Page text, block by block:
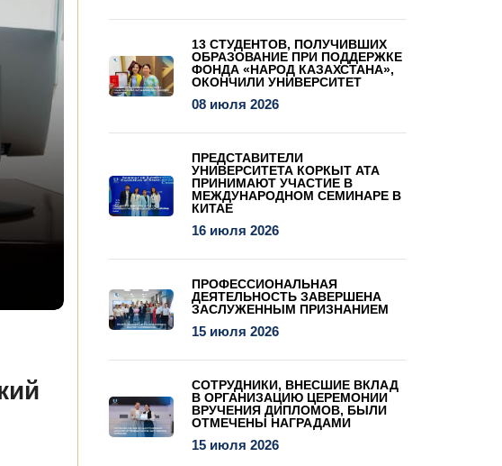
13 СТУДЕНТОВ, ПОЛУЧИВШИХ
ОБРАЗОВАНИЕ ПРИ ПОДДЕРЖКЕ
ФОНДА «НАРОД КАЗАХСТАНА»,
ОКОНЧИЛИ УНИВЕРСИТЕТ
08 июля 2026
ПРЕДСТАВИТЕЛИ
УНИВЕРСИТЕТА КОРКЫТ АТА
ПРИНИМАЮТ УЧАСТИЕ В
МЕЖДУНАРОДНОМ СЕМИНАРЕ В
КИТАЕ
16 июля 2026
ПРОФЕССИОНАЛЬНАЯ
ДЕЯТЕЛЬНОСТЬ ЗАВЕРШЕНА
ЗАСЛУЖЕННЫМ ПРИЗНАНИЕМ
15 июля 2026
СОТРУДНИКИ, ВНЕСШИЕ ВКЛАД
В ОРГАНИЗАЦИЮ ЦЕРЕМОНИИ
ВРУЧЕНИЯ ДИПЛОМОВ, БЫЛИ
ОТМЕЧЕНЫ НАГРАДАМИ
15 июля 2026